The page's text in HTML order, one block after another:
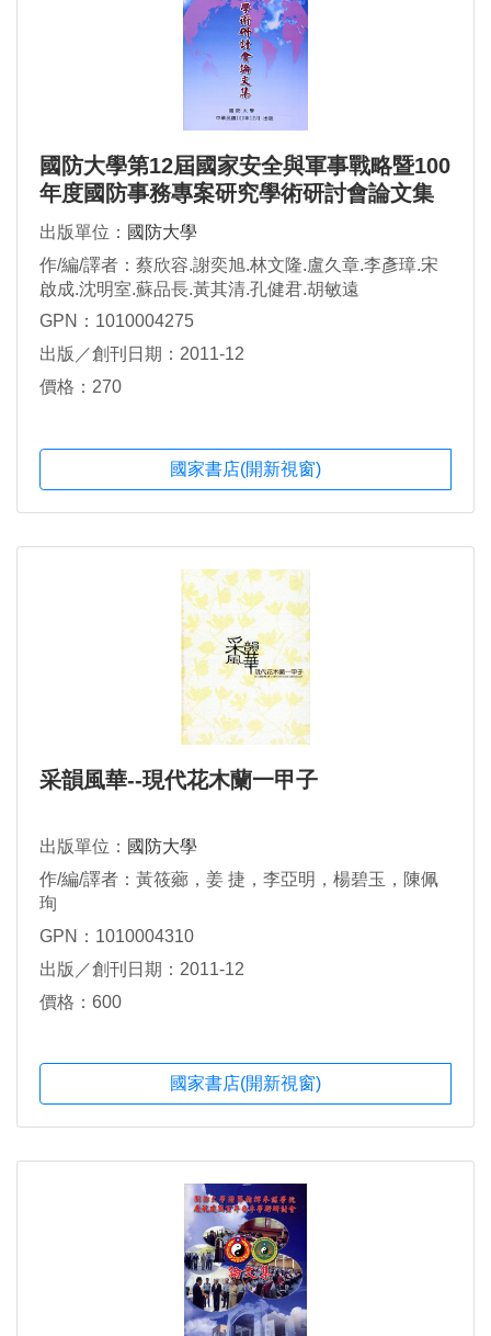
國防大學第12屆國家安全與軍事戰略暨100
年度國防事務專案研究學術研討會論文集
出版單位： 國防大學
作/編/譯者：蔡欣容.謝奕旭.林文隆.盧久章.李彥璋.宋
啟成.沈明室.蘇品長.黃其清.孔健君.胡敏遠
GPN：1010004275
出版／創刊日期：2011-12
價格：270
國家書店(開新視窗)
采韻風華--現代花木蘭一甲子
出版單位： 國防大學
作/編/譯者：黃筱薌，姜 捷，李亞明，楊碧玉，陳佩
珣
GPN：1010004310
出版／創刊日期：2011-12
價格：600
國家書店(開新視窗)